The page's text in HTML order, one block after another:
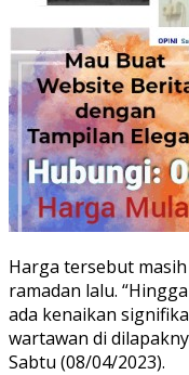
Harga tersebut
ramadan lalu.
ada kenaikan
wartawan di
Sabtu (08/04/2023).